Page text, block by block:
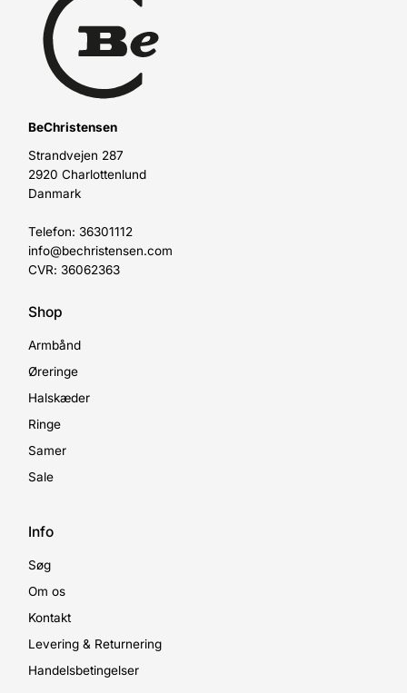
BeChristensen
Strandvejen 287
2920 Charlottenlund
Danmark
Telefon: 36301112
info@bechristensen.com
CVR: 36062363
Shop
Armbånd
Øreringe
Halskæder
Ringe
Samer
Sale
Info
Søg
Om os
Kontakt
Levering & Returnering
Handelsbetingelser